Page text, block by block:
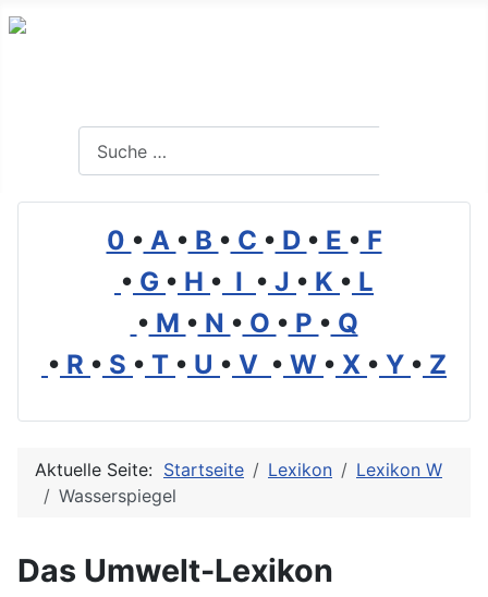
0 • A • B • C • D • E • F
• G • H • I • J • K • L
• M • N • O • P • Q
• R • S • T • U • V • W • X • Y • Z
Aktuelle Seite: Startseite Lexikon
Lexikon W
Wasserspiegel
Das Umwelt-Lexikon